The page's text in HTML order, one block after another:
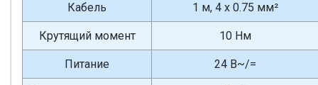
Кабель 1 м, 4 x 0.75 мм²
Крутящий момент 10 Нм
Питание 24 В~/=